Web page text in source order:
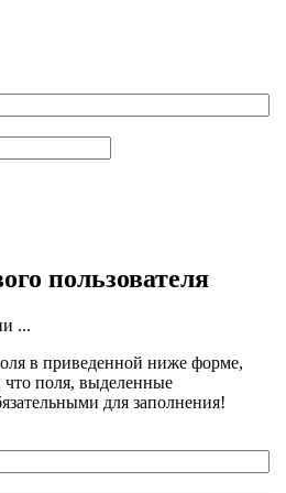
пользователя
...
в приведенной ниже форме,
поля, выделенные
для заполнения!